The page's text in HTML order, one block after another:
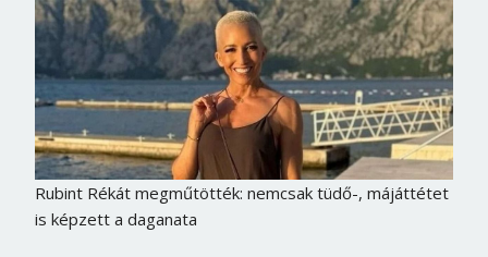
Rubint Rékát megműtötték: nemcsak tüdő-, májáttétet
is képzett a daganata
Borsonline bejelentkezés
E-mail cím vagy felhasználónév